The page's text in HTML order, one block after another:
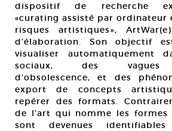
dispositif de recherche
«curating assisté par ordinateur
risques artistiques»,
d’élaboration. Son objectif
visualiser automatiquement
sociaux, des vagues
d’obsolescence, et des
export de concepts
repérer des formats.
de l’art qui nomme les formes
sont devenues